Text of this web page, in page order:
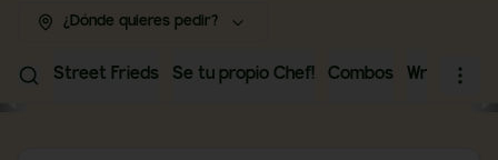
¿Dónde quieres pedir?
Street Frieds Se tu propio Chef! Combos Wraps